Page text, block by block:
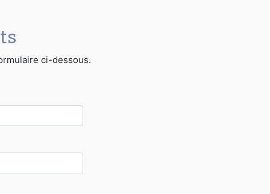
ci-dessous.